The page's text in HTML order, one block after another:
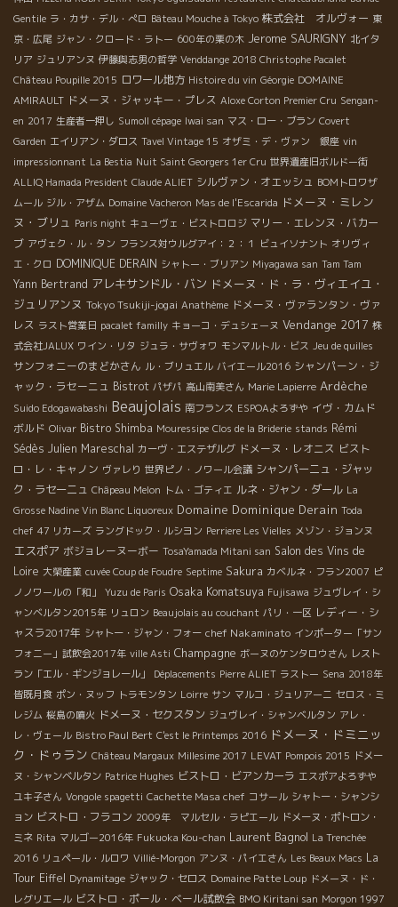
Gentile ラ・カサ・デル・ぺロ Bâteau Mouche à Tokyo 株式会社 オルヴォー 東
京・広尾 ジャン・クロード・ラトー 600年の栗の木 Jerome SAURIGNY 北イタ
リア ジュリアンヌ 伊藤與志男の哲学 Venddange 2018 Christophe Pacalet
Château Poupille 2015 ロワール地方 Histoire du vin Géorgie DOMAINE
AMIRAULT ドメーヌ・ジャッキー・プレス Aloxe Corton Premier Cru Sengan-
en 2017 生産者一押し Sumoll cépage Iwai san マス・ロー・ブラン Covert
Garden エイリアン・ダロス Tavel Vintage 15 オザミ・デ・ヴァン 銀座 vin
impressionnant La Bestia Nuit Saint Georgers 1er Cru 世界遺産旧ボルドー街
ALLIQ Hamada President Claude ALIET シルヴァン・オエッシュ BOMトロワザ
ムール ジル・アザム Domaine Vacheron Mas de l'Escarida ドメーヌ・ミレン
ヌ・ブリュ Paris night キューヴェ・ビストロロジ マリー・エレンヌ・バカー
ブ アヴェク・ル・タン フランス対ウルグアイ：２：１ ビュイソナント オリヴィ
エ・クロ DOMINIQUE DERAIN シャトー・ブリアン Miyagawa san Tam Tam
Yann Bertrand アレキサンドル・バン ドメーヌ・ド・ラ・ヴィエイユ・
ジュリアンヌ Tokyo Tsukiji-jogai Anathème ドメーヌ・ヴァランタン・ヴァ
レス ラスト営業日 pacalet familly キョーコ・デュシェーヌ Vendange 2017 株
式会社JALUX ワイン・リタ ジュラ・サヴォワ モンマルトル・ビス Jeu de quilles
サンフォニーのまどかさん ル・ブリュエル バイエール2016 シャンパーン・ジ
ャック・ラセーニュ Bistrot パザパ 高山南美さん Marie Lapierre Ardèche
Suido Edogawabashi Beaujolais 南フランス ESPOAよろずや イヴ・カムド
ボルド Olivar Bistro Shimba Mouressipe Clos de la Briderie stands Rémi
Sédès Julien Mareschal カーヴ・エステザルグ ドメーヌ・レオニス ビスト
ロ・レ・キャノン ヴァレり 世界ピノ・ノワール会議 シャンパーニュ・ジャッ
ク・ラセーニュ Châpeau Melon トム・ゴティエ ルネ・ジャン・ダール La
Grosse Nadine Vin Blanc Liquoreux Domaine Dominique Derain Toda
chef 47 リカーズ ラングドック・ルシヨン Perriere Les Vielles メゾン・ジョンヌ
エスポア ボジョレーヌーボー TosaYamada Mitani san Salon des Vins de
Loire 大榮産業 cuvée Coup de Foudre Septime Sakura カベルネ・フラン2007 ピ
ノノワールの「和」
Yuzu de Paris Osaka Komatsuya Fujisawa ジュヴレイ・シ
ャンベルタン2015年 リュロン Beaujolais au couchant パリ・一区 レディー・シ
ャスラ2017年 シャトー・ジャン・フォー chef Nakaminato インポーター「サン
フォニー」試飲会2017年 ville Asti Champagne ボーヌのケンタロウさん レスト
ラン「エル・ギンジョレール」
Déplacements Pierre ALIET ラストー Sena 2018年
皆既月食 ポン・ヌッフ トラモンタン Loirre サン マルコ・ジュリアーニ セロス・ミ
レジム 桜島の噴火 ドメーヌ・セクスタン ジュヴレイ・シャンベルタン アレ・
レ・ヴェール Bistro Paul Bert C'est le Printemps 2016 ドメーヌ・ドミニッ
ク・ドゥラン Château Margaux Millesime 2017 LEVAT Pompois 2015 ドメー
ヌ・シャンベルタン Patrice Hughes ビストロ・ビアンカーラ エスポアよろずや
ユキ子さん Vongole spagetti Cachette Masa chef コサール シャトー・シャンシ
ョン ビストロ・フラコン 2009年 マルセル・ラピエール ドメーヌ・ポトロン・
ミネ Rita マルゴー2016年 Fukuoka Kou-chan Laurent Bagnol La Trenchée
2016 リュペール・ルロワ Villié-Morgon アンヌ・パイエさん Les Beaux Macs La
Tour Eiffel Dynamitage ジャック・セロス Domaine Patte Loup ドメーヌ・ド・
レグリエール ビストロ・ポール・ベール試飲会 BMO Kiritani san Morgon 1997